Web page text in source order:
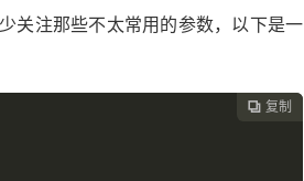
关注那些不太常用的参数，以下是一
 复制